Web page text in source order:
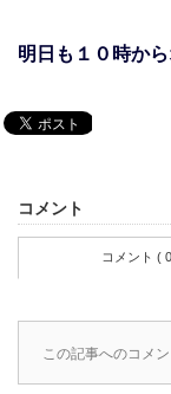
明日も１０時か
コメント
コメント (
この記事へのコメン